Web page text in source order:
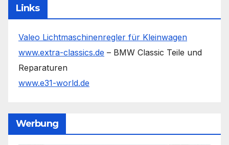
Links
Valeo Lichtmaschinenregler für Kleinwagen
www.extra-classics.de – BMW Classic Teile und
Reparaturen
www.e31-world.de
Werbung